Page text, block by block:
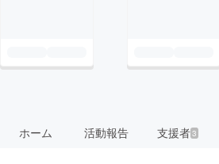
ホーム 活動報告 支援者3